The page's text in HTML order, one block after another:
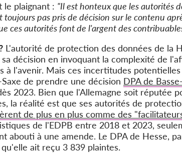
le plaignant : "Il est honteux que les autorités
pas pris de décision sur le contenu
ces autorités font de l'argent des
L'autorité de protection des données de la
décision en invoquant la complexité de
à l'avenir. Mais ces incertitudes
de prendre une décision DPA de
2023. Bien que l'Allemagne soit réputée
la réalité est que ses autorités de
de plus en plus comme des
de l'EDPB entre 2018 et 2023,
abouti à une amende. Le DPA de Hesse,
ait reçu 3 839 plaintes.